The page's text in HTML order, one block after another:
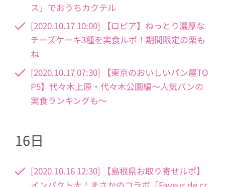
ス」でおうちカクテル
[2020.10.17 10:00] 【ロピア】ねっとり濃厚な
チーズケーキ3種を実食ルポ！期間限定の栗も
ね
[2020.10.17 07:30] 【東京のおいしいパン屋TO
P5】代々木上原・代々木公園編〜人気パンの
実食ランキングも〜
16日
[2020.10.16 12:30] 【島根県お取り寄せルポ】